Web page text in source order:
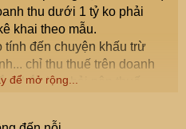
thu dưới 1 tỷ ko phải
khai theo mẫu.
tính đến chuyện khấu trừ
chỉ thu thuế trên doanh
chắn ko phải nộp thuế.
để mở rộng...